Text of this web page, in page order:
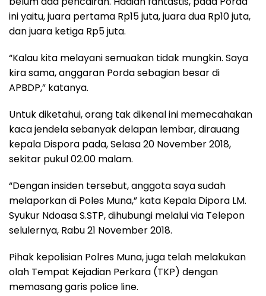
ini yaitu, juara pertama Rp15 juta, juara dua Rp10 juta,
dan juara ketiga Rp5 juta.
“Kalau kita melayani semuakan tidak mungkin. Saya
kira sama, anggaran Porda sebagian besar di
APBDP,” katanya.
Untuk diketahui, orang tak dikenal ini memecahakan
kaca jendela sebanyak delapan lembar, dirauang
kepala Dispora pada, Selasa 20 November 2018,
sekitar pukul 02.00 malam.
“Dengan insiden tersebut, anggota saya sudah
melaporkan di Poles Muna,” kata Kepala Dipora LM.
Syukur Ndoasa S.STP, dihubungi melalui via Telepon
selulernya, Rabu 21 November 2018.
Pihak kepolisian Polres Muna, juga telah melakukan
olah Tempat Kejadian Perkara (TKP) dengan
memasang garis police line.